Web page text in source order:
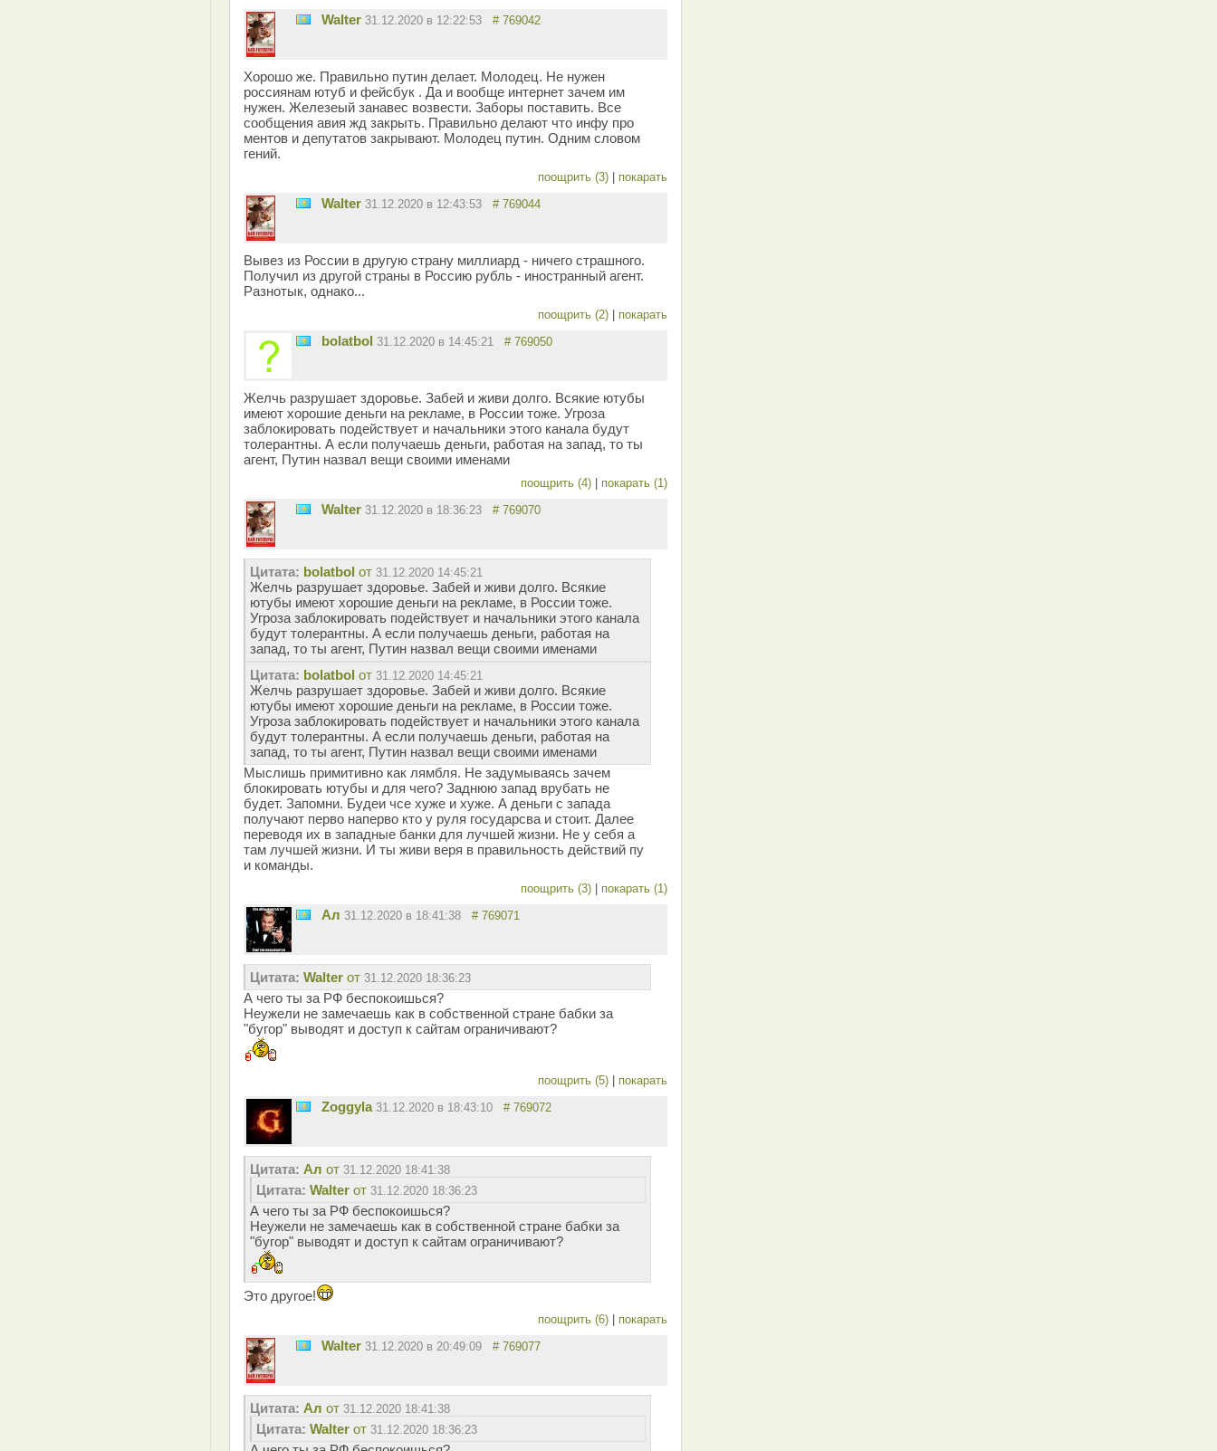
Walter 31.12.2020 в 12:22:53 # 769042
Хорошо же. Правильно путин делает. Молодец. Не нужен
россиянам ютуб и фейсбук . Да и вообще интернет зачем им
нужен. Железеый занавес возвести. Заборы поставить. Все
сообщения авия жд закрыть. Правильно делают что инфу про
ментов и депутатов закрывают. Молодец путин. Одним словом
гений.
поощрить (3) покарать
Walter 31.12.2020 в 12:43:53 # 769044
Вывез из России в другую страну миллиард - ничего страшного.
Получил из другой страны в Россию рубль - иностранный агент.
Разнотык, однако...
поощрить (2) покарать
bolatbol 31.12.2020 в 14:45:21 # 769050
Желчь разрушает здоровье. Забей и живи долго. Всякие ютубы
имеют хорошие деньги на рекламе, в России тоже. Угроза
заблокировать подействует и начальники этого канала будут
толерантны. А если получаешь деньги, работая на запад, то ты
агент, Путин назвал вещи своими именами
поощрить (4) покарать (1)
Walter 31.12.2020 в 18:36:23 # 769070
Цитата: bolatbol от 31.12.2020 14:45:21
Желчь разрушает здоровье. Забей и живи долго. Всякие
ютубы имеют хорошие деньги на рекламе, в России тоже.
Угроза заблокировать подействует и начальники этого канала
будут толерантны. А если получаешь деньги, работая на
запад, то ты агент, Путин назвал вещи своими именами
Цитата: bolatbol от 31.12.2020 14:45:21
Желчь разрушает здоровье. Забей и живи долго. Всякие
ютубы имеют хорошие деньги на рекламе, в России тоже.
Угроза заблокировать подействует и начальники этого канала
будут толерантны. А если получаешь деньги, работая на
запад, то ты агент, Путин назвал вещи своими именами
Мыслишь примитивно как лямбля. Не задумываясь зачем
блокировать ютубы и для чего? Заднюю запад врубать не
будет. Запомни. Будеи чсе хуже и хуже. А деньги с запада
получают перво наперво кто у руля государсва и стоит. Далее
переводя их в западные банки для лучшей жизни. Не у себя а
там лучшей жизни. И ты живи веря в правильность действий пу
и команды.
поощрить (3) покарать (1)
Ал 31.12.2020 в 18:41:38 # 769071
Цитата: Walter от 31.12.2020 18:36:23
А чего ты за РФ беспокоишься?
Неужели не замечаешь как в собственной стране бабки за
"бугор" выводят и доступ к сайтам ограничивают?
поощрить (5) покарать
Zoggyla 31.12.2020 в 18:43:10 # 769072
Цитата: Ал от 31.12.2020 18:41:38
Цитата: Walter от 31.12.2020 18:36:23
А чего ты за РФ беспокоишься?
Неужели не замечаешь как в собственной стране бабки за
"бугор" выводят и доступ к сайтам ограничивают?
Это другое!
поощрить (6) покарать
Walter 31.12.2020 в 20:49:09 # 769077
Цитата: Ал от 31.12.2020 18:41:38
Цитата: Walter от 31.12.2020 18:36:23